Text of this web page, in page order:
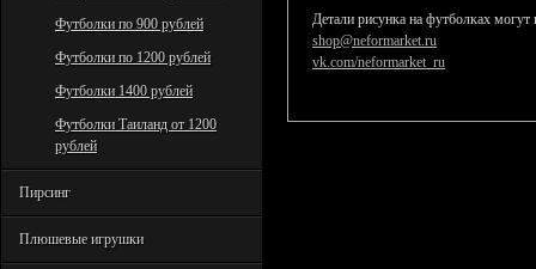
Футболки по 900 рублей
Футболки по 1200 рублей
Футболки 1400 рублей
Футболки Таиланд от 1200
рублей
Пирсинг
Плюшевые игрушки
Детали рисунка на футболках
shop@neformarket.ru
vk.com/neformarket_ru